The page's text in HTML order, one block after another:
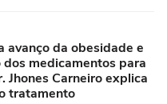
avanço da obesidade e
medicamentos para
Jhones Carneiro explica
tratamento